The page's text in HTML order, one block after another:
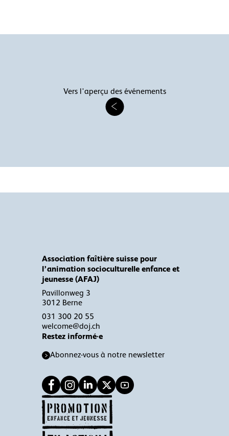
Vers l'aperçu des événements
Association faîtière suisse pour
l’animation socioculturelle enfance et
jeunesse (AFAJ)
Pavillonweg 3
3012 Berne
031 300 20 55
welcome@doj.ch
Restez informé·e
Abonnez-vous à notre newsletter